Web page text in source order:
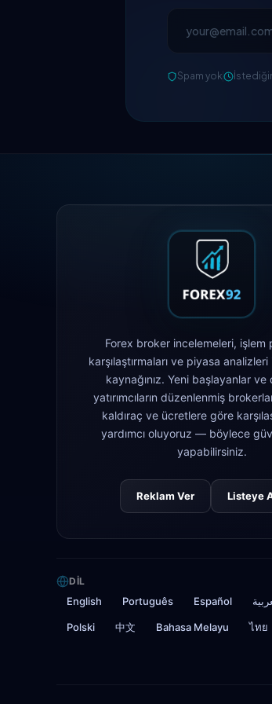
Spam yok
Forex broker incelemeleri, işlem
karşılaştırmaları ve piyasa
kaynağınız. Yeni başlayanlar ve
yatırımcıların düzenlenmiş
kaldıraç ve ücretlere göre
yardımcı oluyoruz — böylece
yapabilirsiniz.
Reklam Ver Listeye
DIL
English Português Español
Polski 中文 Bahasa Melayu ไทย